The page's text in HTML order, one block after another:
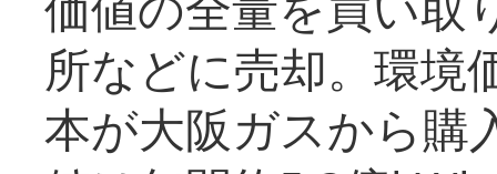
所などに売却。環境
本が大阪ガスから購